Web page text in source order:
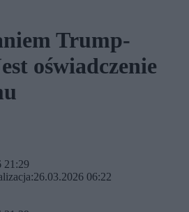
Trump-
oświadczenie
21:29
26.03.2026 06:22